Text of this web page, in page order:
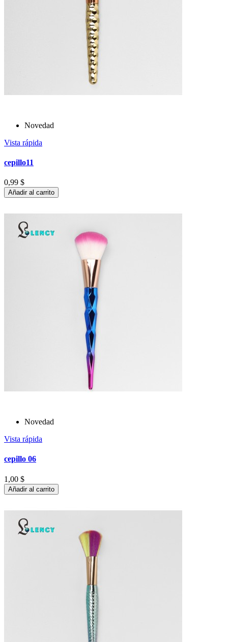
Novedad
Vista rápida
cepillo11
0,99 $
Añadir al carrito
Novedad
Vista rápida
cepillo 06
1,00 $
Añadir al carrito